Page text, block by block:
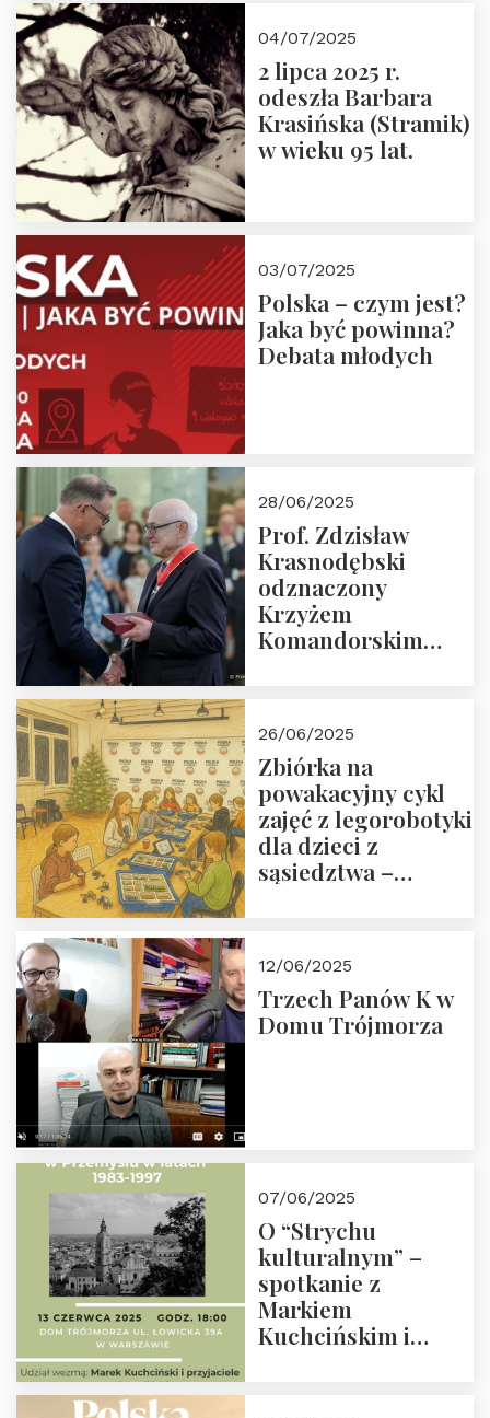
Nowego
Ćwierćwiecza”
04/07/2025
2 lipca 2025 r.
odeszła Barbara
Krasińska (Stramik)
w wieku 95 lat.
03/07/2025
Polska – czym jest?
Jaka być powinna?
Debata młodych
28/06/2025
Prof. Zdzisław
Krasnodębski
odznaczony
Krzyżem
Komandorskim
26/06/2025
Zbiórka na
powakacyjny cykl
zajęć z legorobotyki
dla dzieci z
sąsiedztwa –
Fundacji
12/06/2025
Trzech Panów K w
Domu Trójmorza
07/06/2025
O “Strychu
kulturalnym” –
spotkanie z
Markiem
Kuchcińskim i